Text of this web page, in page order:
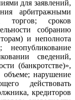
для заявлений,
арбитражными
торгов; сроков
собранию
и неполнота
неопубликование
сведений,
(банкротстве)»,
нарушение
действовать
кредиторов